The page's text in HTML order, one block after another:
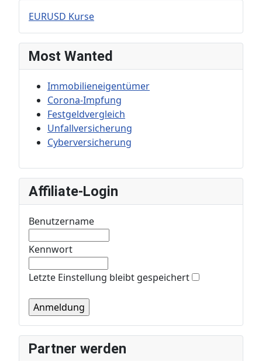
EURUSD Kurse
Most Wanted
Immobilieneigentümer
Corona-Impfung
Festgeldvergleich
Unfallversicherung
Cyberversicherung
Affiliate-Login
Benutzername
Kennwort
Letzte Einstellung bleibt gespeichert
Partner werden